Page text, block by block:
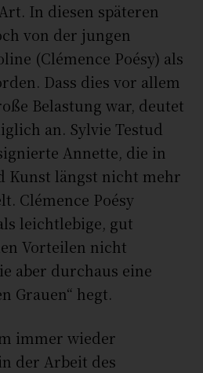
In diesen späteren
von der jungen
(Clémence Poésy) als
Dass dies vor allem
Belastung war, deutet
an. Sylvie Testud
Annette, die in
Kunst längst nicht mehr
Clémence Poésy
leichtlebige, gut
Vorteilen nicht
aber durchaus eine
Grauen“ hegt.
immer wieder
der Arbeit des